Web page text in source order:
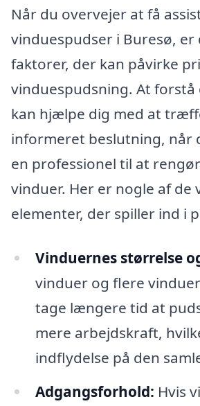
Når du overvejer at få
vinduespudser i Buresø, er
faktorer, der kan påvirke
vinduespudsning. At
kan hjælpe dig med at
informeret beslutning, når
en professionel til at
vinduer. Her er nogle af de
elementer, der spiller ind i
Vinduernes størrelse
vinduer og flere
tage længere tid at
mere arbejdskraft,
indflydelse på den
Adgangsforhold: Hvis